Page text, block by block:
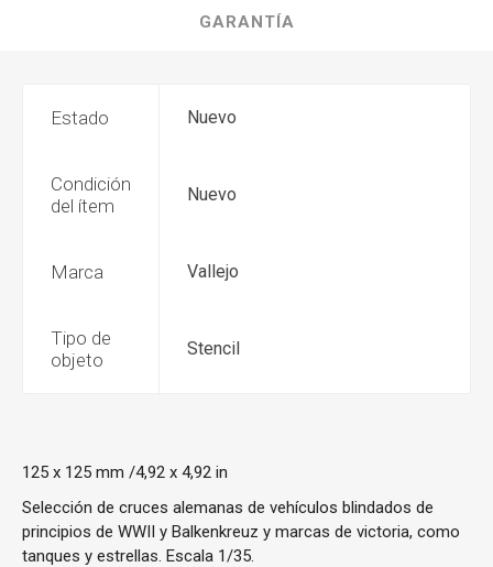
GARANTÍA
Estado Nuevo
Condición
del ítem
Nuevo
Marca Vallejo
Tipo de
objeto
Stencil
125 x 125 mm /4,92 x 4,92 in
Selección de cruces alemanas de vehículos blindados de
principios de WWII y Balkenkreuz y marcas de victoria, como
tanques y estrellas. Escala 1/35.